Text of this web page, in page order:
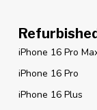
iPhone 16 Pro
iPhone 16 Pro
iPhone 16 Plus